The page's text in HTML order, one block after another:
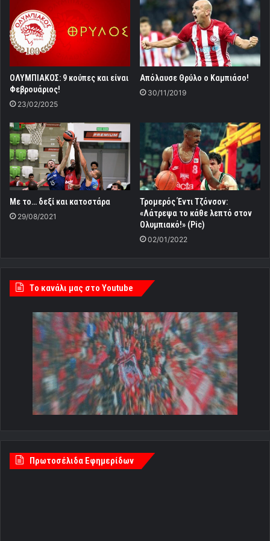
ΟΛΥΜΠΙΑΚΟΣ: 9 κούπες και είναι
Φεβρουάριος!
23/02/2025
Απόλαυσε Θρύλο ο Καμπιάσο!
30/11/2019
Με το… δεξί και κατοστάρα
29/08/2021
Τρομερός Έντι Τζόνσον:
«Λάτρεψα το κάθε λεπτό στον
Ολυμπιακό!» (Pic)
02/01/2022
Tο κανάλι μας στο Youtube
Πρωτοσέλιδα Εφημερίδων